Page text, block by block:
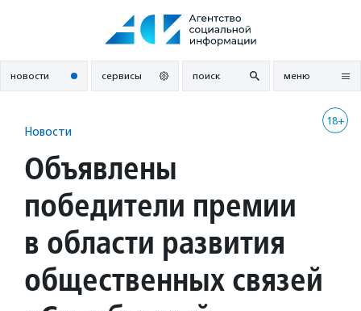
новости сервисы поиск меню
18+
Новости
Объявлены
победители премии
в области развития
общественных связей